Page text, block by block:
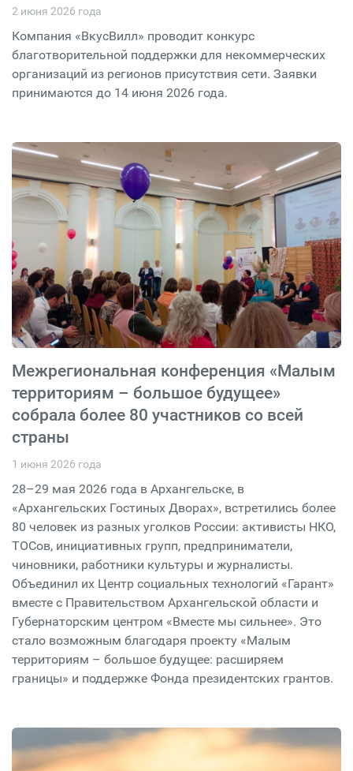
2 июня 2026 года
Компания «ВкусВилл» проводит конкурс
благотворительной поддержки для некоммерческих
организаций из регионов присутствия сети. Заявки
принимаются до 14 июня 2026 года.
Межрегиональная конференция «Малым
территориям – большое будущее»
собрала более 80 участников со всей
страны
1 июня 2026 года
28–29 мая 2026 года в Архангельске, в
«Архангельских Гостиных Дворах», встретились более
80 человек из разных уголков России: активисты НКО,
ТОСов, инициативных групп, предприниматели,
чиновники, работники культуры и журналисты.
Объединил их Центр социальных технологий «Гарант»
вместе с Правительством Архангельской области и
Губернаторским центром «Вместе мы сильнее». Это
стало возможным благодаря проекту «Малым
территориям – большое будущее: расширяем
границы» и поддержке Фонда президентских грантов.